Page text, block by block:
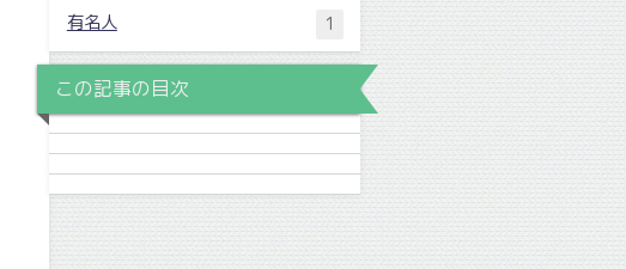
有名人 1
この記事の目次